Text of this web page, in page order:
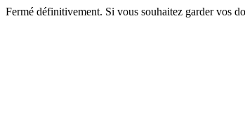
Fermé définitivement. Si vous souhaitez garder vos